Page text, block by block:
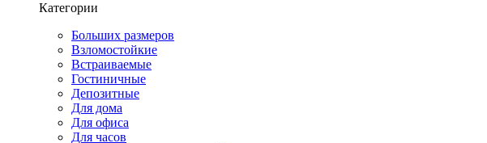
Категории
Больших размеров
Взломостойкие
Встраиваемые
Гостиничные
Депозитные
Для дома
Для офиса
Для часов